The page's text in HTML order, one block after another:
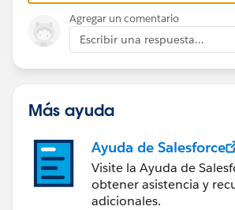
Agregar un comentario
Escribir una respuesta...
Más ayuda
Ayuda de Salesforce
Visite la Ayuda de
obtener asistencia y
adicionales.